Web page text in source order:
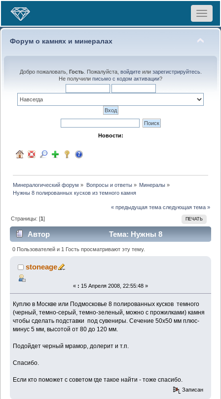
Toggle
Форум о камнях и минералах
Добро пожаловать, Гость. Пожалуйста, войдитеили зарегистрируйтесь.
Не получили письмо с кодом активации?
Новости:
Минералогический форум » Вопросы и ответы» Минералы»
Нужны 8 полированных кусков из темного камня
« предыдущая тема следующая тема »
ПЕЧАТЬ
Страницы: [1]
Автор
Тема: Нужны 8
полированных кусков из темного камня (Прочитано
4257 раз)
0 Пользователей и 1 Гость просматривают эту тему.
stoneage
« : 15 Апреля 2008, 22:55:48 »
Куплю в Москве или Подмосковье 8 полированных кусков темного
(черный, темно-серый, темно-зеленый, можно с прожилками) камня
чтобы сделать подставки под сувениры. Сечение 50х50 мм плюс-
минус 5 мм, высотой от 80 до 120 мм.
Подойдет черный мрамор, долерит и т.п.
Спасибо.
Если кто поможет с советом где такое найти - тоже спасибо.
Записан